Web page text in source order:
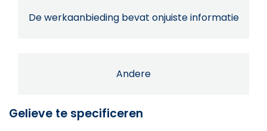
De werkaanbieding bevat onjuiste informatie
Andere
Gelieve te specificeren